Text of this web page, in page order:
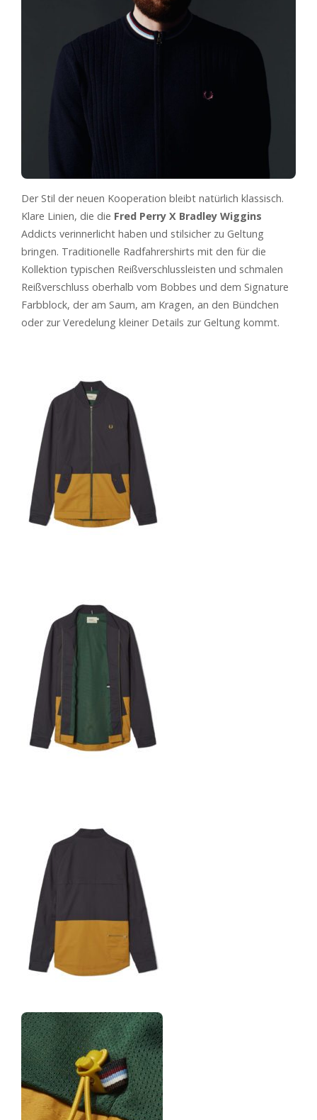
Der Stil der neuen Kooperation bleibt natürlich klassisch.
Klare Linien, die die Fred Perry X Bradley Wiggins
Addicts verinnerlicht haben und stilsicher zu Geltung
bringen. Traditionelle Radfahrershirts mit den für die
Kollektion typischen Reißverschlussleisten und schmalen
Reißverschluss oberhalb vom Bobbes und dem Signature
Farbblock, der am Saum, am Kragen, an den Bündchen
oder zur Veredelung kleiner Details zur Geltung kommt.